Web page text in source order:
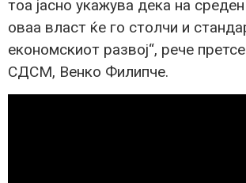
тоа јасно укажува дека на
оваа власт ќе го столчи и
економскиот развој“, рече
СДСМ, Венко Филипче.